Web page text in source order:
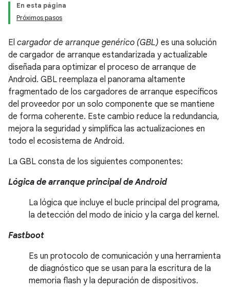
En esta página
Próximos pasos
El cargador de arranque genérico (GBL) es una solución
de cargador de arranque estandarizada y actualizable
diseñada para optimizar el proceso de arranque de
Android. GBL reemplaza el panorama altamente
fragmentado de los cargadores de arranque específicos
del proveedor por un solo componente que se mantiene
de forma coherente. Este cambio reduce la redundancia,
mejora la seguridad y simplifica las actualizaciones en
todo el ecosistema de Android.
La GBL consta de los siguientes componentes:
Lógica de arranque principal de Android
La lógica que incluye el bucle principal del programa,
la detección del modo de inicio y la carga del kernel.
Fastboot
Es un protocolo de comunicación y una herramienta
de diagnóstico que se usan para la escritura de la
memoria flash y la depuración de dispositivos.